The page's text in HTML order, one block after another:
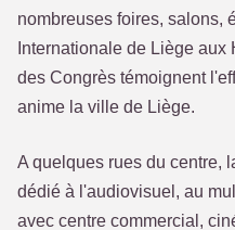
nombreuses foires, salons,
Internationale de Liège
des Congrès témoignent
anime la ville de Liège.
A quelques rues du centre,
dédié à l'audiovisuel, au
avec centre commercial,